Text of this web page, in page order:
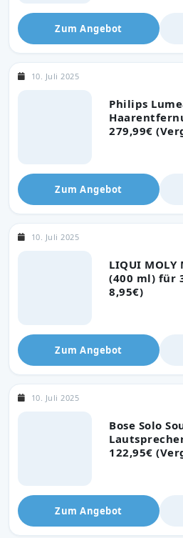
Zum Angebot
Philips
279,99€
10. Juli 2025
Zum Angebot
LIQUI
(400 ml) für
8,95€)
10. Juli 2025
Zum Angebot
Bose Solo
122,95€
10. Juli 2025
Zum Angebot